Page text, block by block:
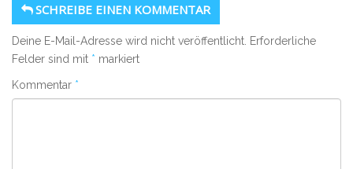
SCHREIBE EINEN KOMMENTAR
Deine E-Mail-Adresse wird nicht veröffentlicht. Erforderliche
Felder sind mit * markiert
Kommentar *